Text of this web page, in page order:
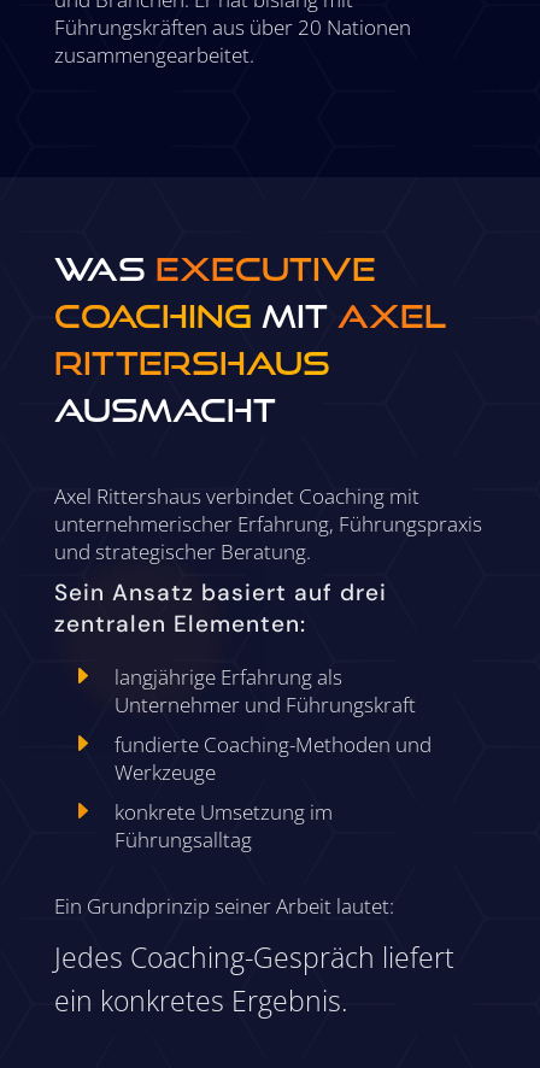
Führungskräften aus über 20 Nationen
zusammengearbeitet.
WAS EXECUTIVE
COACHING mit Axel
Rittershaus
AUSMACHT
Axel Rittershaus verbindet Coaching mit
unternehmerischer Erfahrung, Führungspraxis
und strategischer Beratung.
Sein Ansatz basiert auf drei
zentralen Elementen:
E
langjährige Erfahrung als
Unternehmer und Führungskraft
E
fundierte Coaching-Methoden und
Werkzeuge
E
konkrete Umsetzung im
Führungsalltag
Ein Grundprinzip seiner Arbeit lautet:
Jedes Coaching-Gespräch liefert
ein konkretes Ergebnis.